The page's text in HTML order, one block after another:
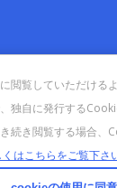
閲覧していただける
独自に発行する
続き閲覧する場合、
はこちらをご覧下さ